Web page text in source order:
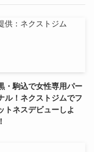
・駒込で女性専用パー
ル！ネクストジムでフ
トネスデビューしよ